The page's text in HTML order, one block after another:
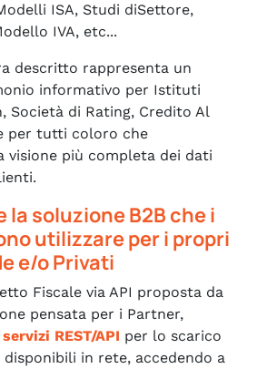
ISA, Studi diSettore,
IVA, etc...
descritto rappresenta un
informativo per Istituti
Società di Rating, Credito Al
per tutti coloro che
visione più completa dei dati
la soluzione B2B che i
utilizzare per i propri
e/o Privati
Fiscale via API proposta da
pensata per i Partner,
servizi REST/API per lo scarico
in rete, accedendo a